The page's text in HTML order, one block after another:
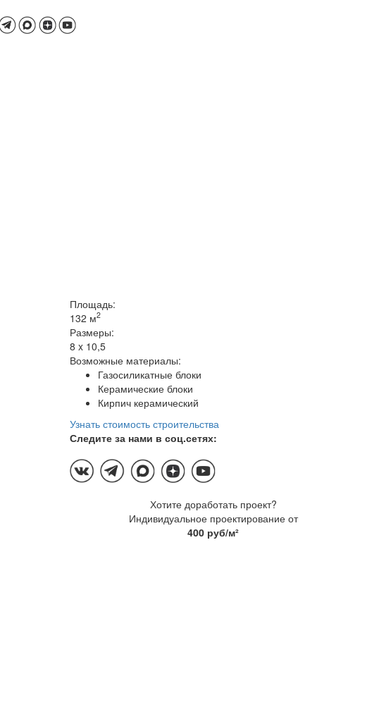
Площадь:
132 м2
Размеры:
8 x 10,5
Возможные материалы:
Газосиликатные блоки
Керамические блоки
Кирпич керамический
Узнать стоимость строительства
Следите за нами в соц.сетях:
Хотите доработать проект?
Индивидуальное проектирование от
400 руб/м²